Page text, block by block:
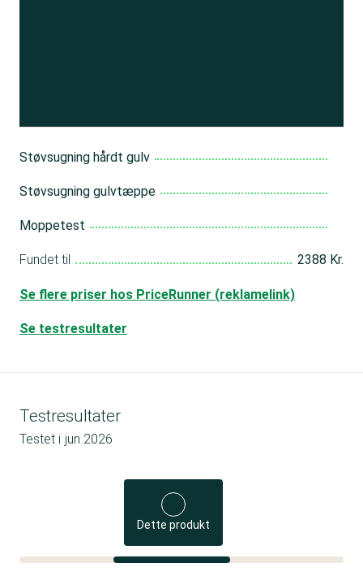
Støvsugning hårdt gulv
Støvsugning gulvtæppe
Moppetest
Fundet til 2388 Kr.
Se flere priser hos PriceRunner (reklamelink)
Se testresultater
Testresultater
Testet i jun 2026
Dette produkt